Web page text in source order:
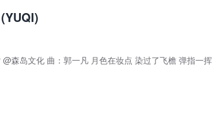
森岛文化 曲：郭一凡 月色在妆点 染过了飞檐 弹指一